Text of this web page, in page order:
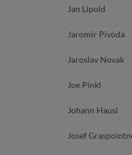
Jan Lipold
Jaromir Pivoda
Jaroslav Novak
Joe Pinkl
Johann Hausl
Josef